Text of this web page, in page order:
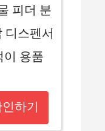
피더 분
디스펜서
이 용품
하기